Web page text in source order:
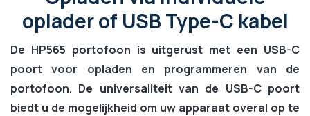
oplader of USB Type-C kabel
De HP565 portofoon is uitgerust met een USB-C
poort voor opladen en programmeren van de
portofoon. De universaliteit van de USB-C poort
biedt u de mogelijkheid om uw apparaat overal op te